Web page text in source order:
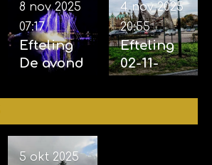
Efteling
De avond
vijf
07-11-2025
8 nov 2025
07:17
Efteling
02-11-
04-11-
4 nov 2025
20:55
5 okt 2025